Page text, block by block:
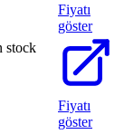
stock
Fiyatı
göster
Fiyatı
göster